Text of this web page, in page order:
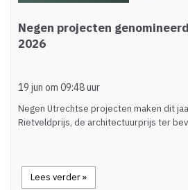
Negen projecten
2026
19 jun om 09:48 uur
Negen Utrechtse projecten maken dit
Rietveldprijs, de architectuurprijs ter
Lees verder »